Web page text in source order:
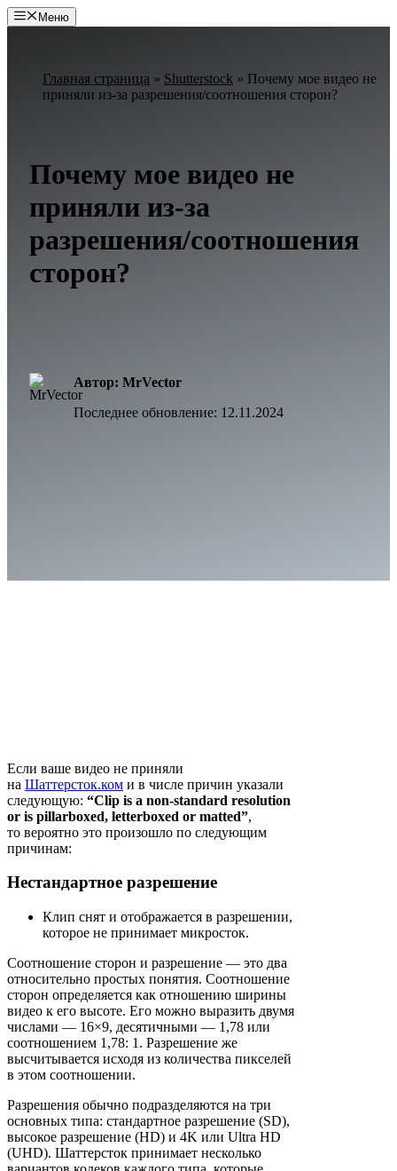
Перейти
к
Меню
Главная страница » Shutterstock » Почему мое видео не
приняли из-за разрешения/соотношения сторон?
Почему мое видео не
приняли из-за
разрешения/соотношения
сторон?
Автор: MrVector
Последнее обновление: 12.11.2024
Если ваше видео не приняли
на Шаттерсток.ком и в числе причин указали
следующую: “Clip is a non-standard resolution
or is pillarboxed, letterboxed or matted”,
то вероятно это произошло по следующим
причинам:
Нестандартное разрешение
Клип снят и отображается в разрешении,
которое не принимает микросток.
Соотношение сторон и разрешение — это два
относительно простых понятия. Соотношение
сторон определяется как отношению ширины
видео к его высоте. Его можно выразить двумя
числами — 16×9, десятичными — 1,78 или
соотношением 1,78: 1. Разрешение же
высчитывается исходя из количества пикселей
в этом соотношении.
Разрешения обычно подразделяются на три
основных типа: стандартное разрешение (SD),
высокое разрешение (HD) и 4K или Ultra HD
(UHD). Шаттерсток принимает несколько